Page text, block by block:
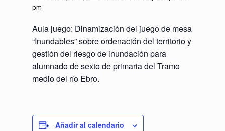
pm
Aula juego: Dinamización del juego de mesa
“Inundables” sobre ordenación del territorio y
gestión del riesgo de inundación para
alumnado de sexto de primaria del Tramo
medio del río Ebro.
Añadir al calendario